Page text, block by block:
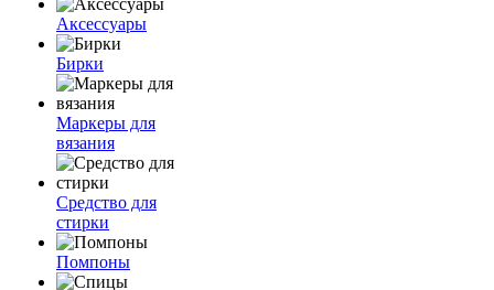
Аксессуары
Бирки
Маркеры для
вязания
Средство для
стирки
Помпоны